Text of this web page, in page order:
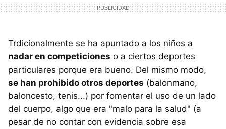
Trdicionalmente se ha apuntado a los niños a
nadar en competiciones o a ciertos deportes
particulares porque era bueno. Del mismo modo,
se han prohibido otros deportes (balonmano,
baloncesto, tenis...) por fomentar el uso de un lado
del cuerpo, algo que era "malo para la salud" (a
pesar de no contar con evidencia sobre esa